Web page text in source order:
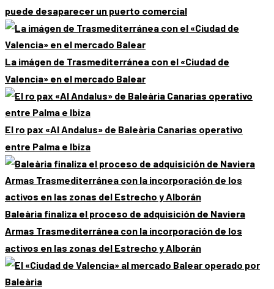
puede desaparecer un puerto comercial
La imágen de Trasmediterránea con el «Ciudad de
Valencia» en el mercado Balear
El ro pax «Al Andalus» de Baleària Canarias operativo
entre Palma e Ibiza
Baleària finaliza el proceso de adquisición de Naviera
Armas Trasmediterránea con la incorporación de los
activos en las zonas del Estrecho y Alborán